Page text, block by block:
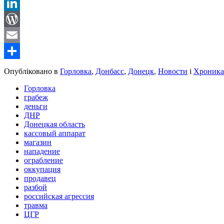
Reddit
LinkedIn
WordPress
Email
Share
Опубліковано в Горловка, Донбасс, Донецк, Новости і
Горловка
грабеж
деньги
ДНР
Донецкая область
кассовый аппарат
магазин
нападение
ограбление
оккупация
продавец
разбой
российская агрессия
травма
ЦГР